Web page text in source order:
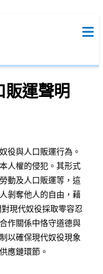
運聲明
役與人口販運行為。
人權的侵犯。其形式
動及人口販運等，這
剝奪他人的自由，藉
現代奴役採取零容忍
作關係中恪守道德與
以確保現代奴役現象
應鏈環節。